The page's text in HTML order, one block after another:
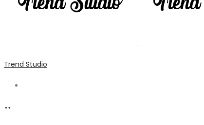
Trend Studio